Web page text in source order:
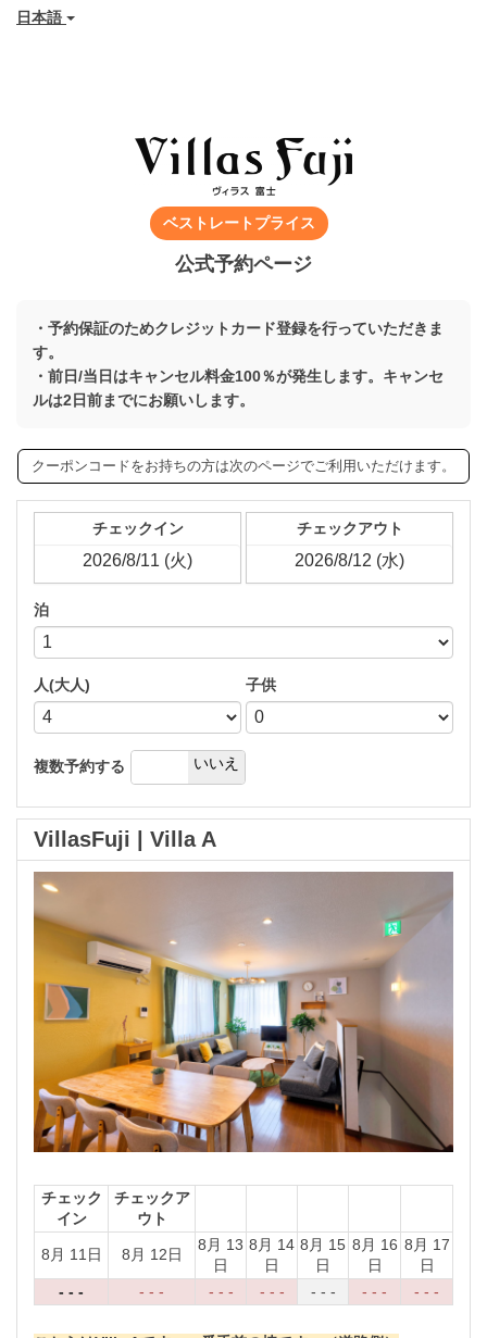
日本語
ベストレートプライス
公式予約ページ
・予約保証のためクレジットカード登録を行っていただきま
す。
・前日/当日はキャンセル料金100％が発生します。キャンセ
ルは2日前までにお願いします。
クーポンコードをお持ちの方は次のページでご利用いただけます。
チェックイン チェックアウト
泊
人(大人) 子供
複数予約する
はい いいえ
VillasFuji | Villa A
チェック
イン
チェックア
ウト
8月 11日 8月 12日
8月 13
日
8月 14
日
8月 15
日
8月 16
日
8月 17
日
- - -
- - - - - - - - - - - - - - - - - -